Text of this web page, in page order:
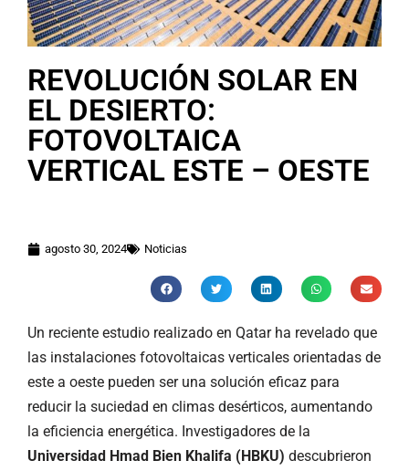
REVOLUCIÓN SOLAR EN
EL DESIERTO:
FOTOVOLTAICA
VERTICAL ESTE – OESTE
agosto 30, 2024 Noticias
Un reciente estudio realizado en Qatar ha revelado que
las instalaciones fotovoltaicas verticales orientadas de
este a oeste pueden ser una solución eficaz para
reducir la suciedad en climas desérticos, aumentando
la eficiencia energética. Investigadores de la
Universidad Hmad Bien Khalifa (HBKU) descubrieron